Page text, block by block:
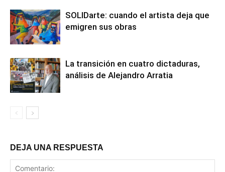
SOLIDarte: cuando el artista deja que
emigren sus obras
La transición en cuatro dictaduras,
análisis de Alejandro Arratia
DEJA UNA RESPUESTA